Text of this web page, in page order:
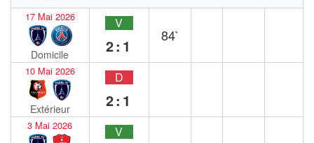
17 Mai 2026
Domicile
V
2:1
84`
10 Mai 2026
Extérieur
D
2:1
3 Mai 2026 V